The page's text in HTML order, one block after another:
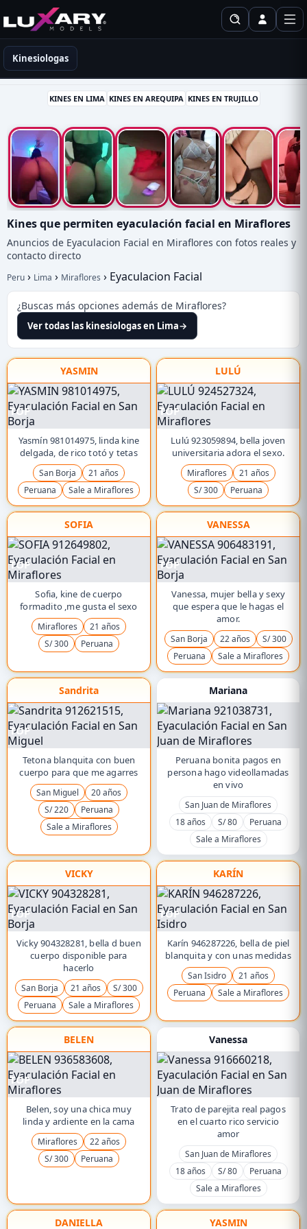
Kinesiólogas en Perú
Kinesiologas
KINES EN LIMA KINES EN AREQUIPA KINES EN TRUJILLO
Kines que permiten eyaculación facial en Miraflores
Anuncios de Eyaculacion Facial en Miraflores con fotos reales y
contacto directo
Peru › Lima › Miraflores › Eyaculacion Facial
¿Buscas más opciones además de Miraflores?
Ver todas las kinesiologas en Lima→
YASMIN
TOP
Yasmín 981014975, linda kine
delgada, de rico totó y tetas
San Borja
21 años
Peruana
Sale a Miraflores
LULÚ
TOP
Lulú 923059894, bella joven
universitaria adora el sexo.
Miraflores
21 años
S/ 300
Peruana
SOFIA
TOP
Sofia, kine de cuerpo
formadito ,me gusta el sexo
Miraflores
21 años
S/ 300
Peruana
VANESSA
TOP
Vanessa, mujer bella y sexy
que espera que le hagas el
amor.
San Borja 22 años
S/ 300
Peruana
Sale a Miraflores
Sandrita
TOP
Tetona blanquita con buen
cuerpo para que me agarres
San Miguel
20 años
S/ 220
Peruana
Sale a Miraflores
Mariana
Peruana bonita pagos en
persona hago videollamadas
en vivo
San Juan de Miraflores
18 años
S/ 80
Peruana
Sale a Miraflores
VICKY
TOP
Vicky 904328281, bella d buen
cuerpo disponible para
hacerlo
San Borja 21 años
S/ 300
Peruana
Sale a Miraflores
KARÍN
TOP
Karín 946287226, bella de piel
blanquita y con unas medidas
San Isidro
21 años
Peruana
Sale a Miraflores
BELEN
TOP
Belen, soy una chica muy
linda y ardiente en la cama
Miraflores
22 años
S/ 300
Peruana
Vanessa
Trato de parejita real pagos
en el cuarto rico servicio
amor
San Juan de Miraflores
18 años
S/ 80
Peruana
Sale a Miraflores
DANIELLA YASMIN